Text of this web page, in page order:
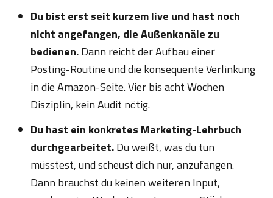
Du bist erst seit kurzem live und hast noch
nicht angefangen, die Außenkanäle zu
bedienen.Dann reicht der Aufbau einer
Posting-Routine und die konsequente Verlinkung
in die Amazon-Seite. Vier bis acht Wochen
Disziplin, kein Audit nötig.
Du hast ein konkretes Marketing-Lehrbuch
durchgearbeitet.Du weißt, was du tun
müsstest, und scheust dich nur, anzufangen.
Dann brauchst du keinen weiteren Input,